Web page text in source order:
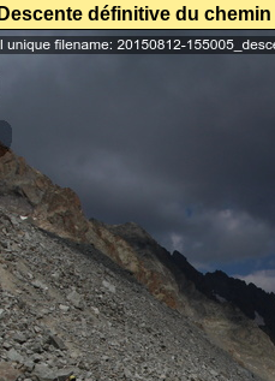
Descente définitive du